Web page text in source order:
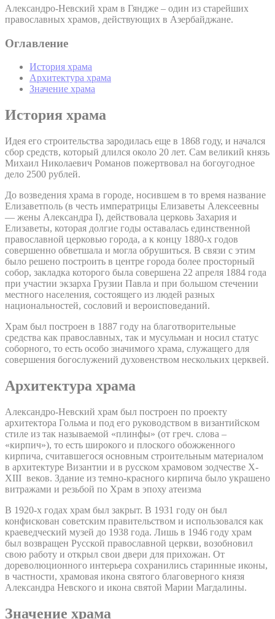
Александро-Невский храм в Гяндже – один из старейших
православных храмов, действующих в Азербайджане.
Оглавление
История храма
Архитектура храма
Значение храма
История храма
Идея его строительства зародилась еще в 1868 году, и начался
сбор средств, который длился около 20 лет. Сам великий князь
Михаил Николаевич Романов пожертвовал на богоугодное
дело 2500 рублей.
До возведения храма в городе, носившем в то время название
Елизаветполь (в честь императрицы Елизаветы Алексеевны
— жены Александра I), действовала церковь Захария и
Елизаветы, которая долгие годы оставалась единственной
православной церковью города, а к концу 1880-х годов
совершенно обветшала и могла обрушиться. В связи с этим
было решено построить в центре города более просторный
собор, закладка которого была совершена 22 апреля 1884 года
при участии экзарха Грузии Павла и при большом стечении
местного населения, состоящего из людей разных
национальностей, сословий и вероисповеданий.
Храм был построен в 1887 году на благотворительные
средства как православных, так и мусульман и носил статус
соборного, то есть особо значимого храма, служащего для
совершения богослужений духовенством нескольких церквей.
Архитектура храма
Александро-Невский храм был построен по проекту
архитектора Гольма и под его руководством в византийском
стиле из так называемой «плинфы» (от греч. слова –
«кирпич»), то есть широкого и плоского обожженного
кирпича, считавшегося основным строительным материалом
в архитектуре Византии и в русском храмовом зодчестве X-
XIII веков. Здание из темно-красного кирпича было украшено
витражами и резьбой по Храм в эпоху атеизма
В 1920-х годах храм был закрыт. В 1931 году он был
конфискован советским правительством и использовался как
краеведческий музей до 1938 года. Лишь в 1946 году храм
был возвращен Русской православной церкви, возобновил
свою работу и открыл свои двери для прихожан. От
дореволюционного интерьера сохранились старинные иконы,
в частности, храмовая икона святого благоверного князя
Александра Невского и икона святой Марии Магдалины.
Значение храма